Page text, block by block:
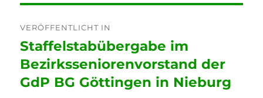
VERÖFFENTLICHT IN
Staffelstabübergabe im
Bezirksseniorenvorstand der
GdP BG Göttingen in Nieburg